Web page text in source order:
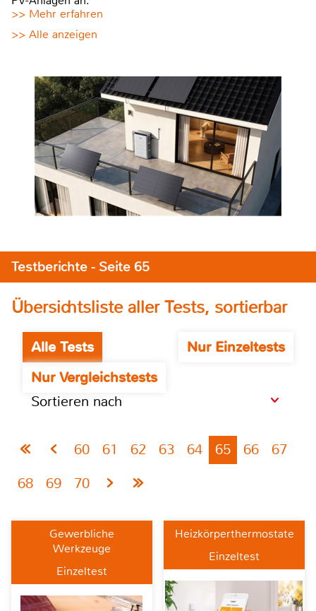
>> Mehr erfahren
>> Alle anzeigen
Testberichte - Seite 65
Übersichtsliste aller Tests, sortierbar
Alle Tests
Nur Einzeltests
Nur Vergleichstests
Sortieren nach
60 61 62 63 64 65 66
67
68
69 70
Gewerbliche
Werkzeuge
Einzeltest
Heizkörperthermostate
Einzeltest